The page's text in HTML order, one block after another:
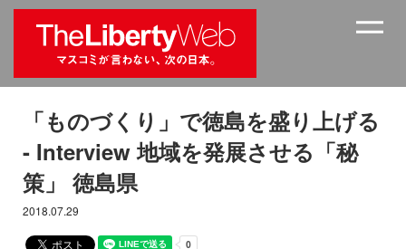
「ものづくり」で徳島を盛り上げる
- Interview 地域を発展させる「秘
策」 徳島県
2018.07.29